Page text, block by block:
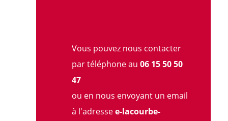
Vous pouvez nous contacter
par téléphone au 06 15 50 50
47
ou en nous envoyant un email
à l'adressee-lacourbe-